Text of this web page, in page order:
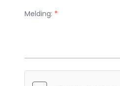
Melding: *